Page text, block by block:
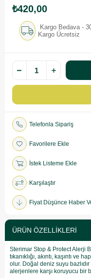
₺420,00
Kargo Bedava -
Kargo Ücretsiz
Telefonla Sipariş
Favorilere Ekle
İstek Listeme Ekle
Karşılaştır
Fiyat Düşünce Haber
ÜRÜN ÖZELLIKLERI
Sterimar Stop & Protect Alerji
tıkanıklığı, akıntı, kaşıntı ve
olur. Doğal deniz suyu
alerjenlere karşı koruyucu bir